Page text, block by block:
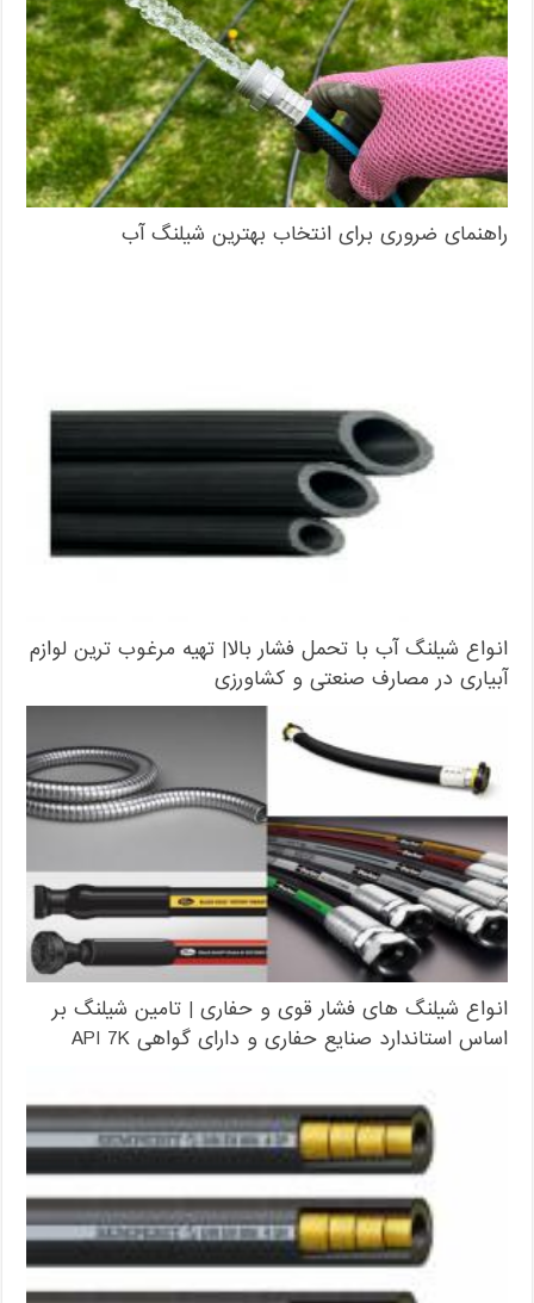
راهنمای ضروری برای انتخاب بهترین شیلنگ آب
انواع شیلنگ آب با تحمل فشار بالا| تهیه مرغوب ترین لوازم
آبیاری در مصارف صنعتی و کشاورزی
انواع شیلنگ های فشار قوی و حفاری | تامین شیلنگ بر
اساس استاندارد صنایع حفاری و دارای گواهی API 7K